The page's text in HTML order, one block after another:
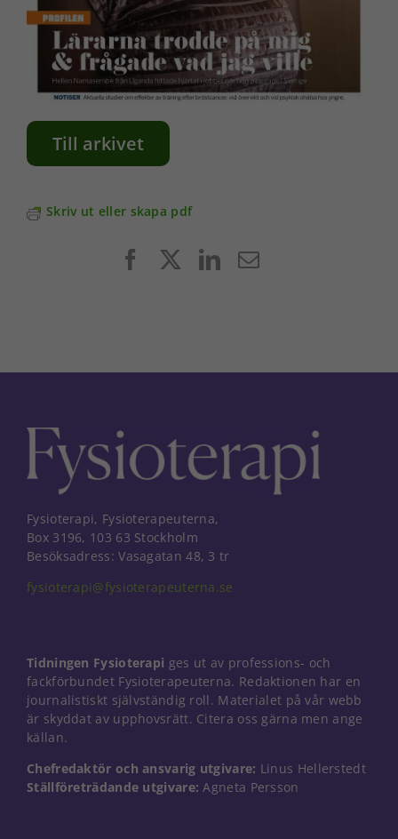
Till arkivet
Skriv ut eller skapa pdf
FacebookLinkedIn
E-
Fysioterapi, Fysioterapeuterna,
Box 3196, 103 63 Stockholm
Besöksadress: Vasagatan 48, 3 tr
fysioterapi@fysioterapeuterna.se
Tidningen Fysioterapi ges ut av professions- och
fackförbundet Fysioterapeuterna. Redaktionen har en
journalistiskt självständig roll. Materialet på vår webb
är skyddat av upphovsrätt. Citera oss gärna men ange
källan.
Chefredaktör och ansvarig utgivare: Linus Hellerstedt
Ställföreträdande utgivare: Agneta Persson
Nödvändiga
behövs för
att hemsidan
över huvud
taget ska
För att vi ska
funktionalitet
och
uppbyggnad,
baserat på
hur